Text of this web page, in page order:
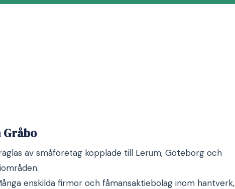
av småföretag kopplade till Lerum, Göteborg och
enskilda firmor och fåmansaktiebolag inom hantverk,